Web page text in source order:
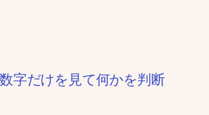
字だけを見て何かを判断